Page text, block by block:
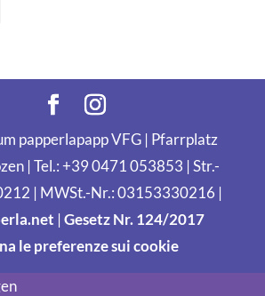
papperlapapp VFG | Pfarrplatz
| Tel.: +39 0471 053853 | Str.-
| MWSt.-Nr.: 03153330216 |
|Gesetz Nr. 124/2017
le preferenze sui cookie